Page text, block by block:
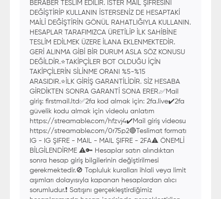
BERABER TESLİM EDİLİR. İSTER MAİL ŞİFRESİNİ
DEĞİŞTİRİP KULLANIN İSTERSENİZ DE HESAPTAKİ
MAİLİ DEĞİŞTİRİN GÖNÜL RAHATLIĞIYLA KULLANIN.
HESAPLAR TARAFIMIZCA ÜRETİLİP İLK SAHİBİNE
TESLİM EDİLMEK ÜZERE İLANA EKLENMEKTEDİR.
GERİ ALINMA GİBİ BİR DURUM ASLA SÖZ KONUSU
DEĞİLDİR.⭐️TAKİPÇİLER BOT OLDUĞU İÇİN
TAKİPÇİLERİN SİLİNME ORANI %5-%15
ARASIDIR.⭐️İLK GİRİŞ GARANTİLİDİR. SİZ HESABA
GİRDİKTEN SONRA GARANTİ SONA ERER.✅️Mail
giriş: firstmail.ltd✅️2fa kod almak için: 2fa.live✔️2fa
güvelik kodu almak için videolu anlatım
https://streamable.com/hfzvj4✔️Mail giriş videosu
https://streamable.com/0r75p2🔴Teslimat formatı
IG - IG ŞIFRE - MAIL - MAIL ŞIFRE - 2FA⚠️ ÖNEMLİ
BİLGİLENDİRME ⚠️🔑 Hesaplar satın alındıktan
sonra hesap giriş bilgilerinin değiştirilmesi
gerekmektedir.🚫 Topluluk kuralları ihlali veya limit
aşımları dolayısıyla kapanan hesaplardan alıcı
sorumludur.❗ Satışını gerçekleştirdiğimiz